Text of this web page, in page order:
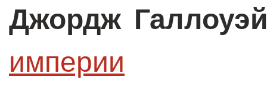
Джордж
империи